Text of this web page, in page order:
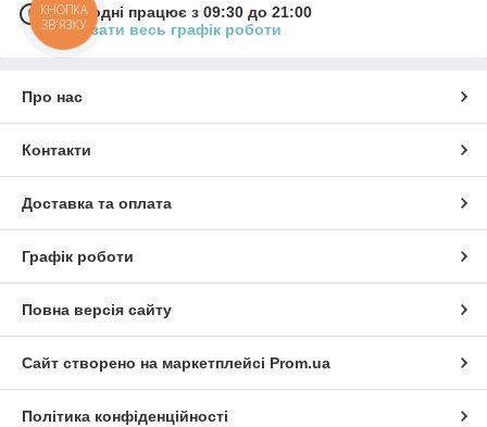
Сьогодні працює з 09:30 до 21:00
Показати весь графік роботи
Про нас
Контакти
Доставка та оплата
Графік роботи
Повна версія сайту
Сайт створено на маркетплейсі Prom.ua
Політика конфіденційності
КНОПКА
ЗВ'ЯЗКУ